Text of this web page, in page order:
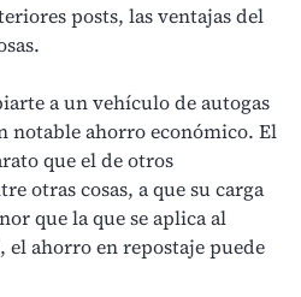
posts, lasventajas del
a un vehículo de autogas
notable ahorro económico. El
que el de otros
otras cosas, a que su carga
que la que se aplica al
el ahorro en repostaje puede